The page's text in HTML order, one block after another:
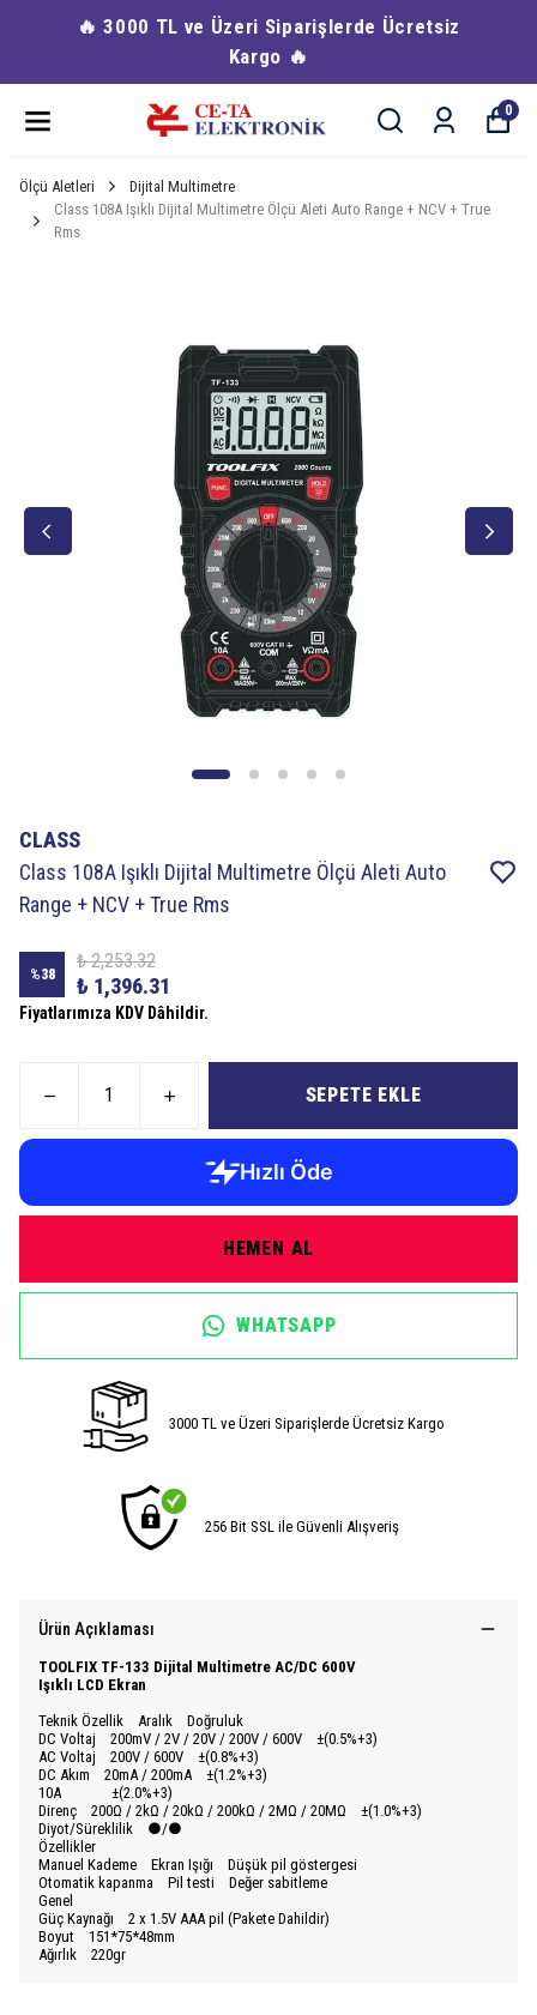
🔥 3000 TL ve Üzeri Siparişlerde Ücretsiz
Kargo 🔥
0
Ölçü Aletleri
Dijital Multimetre
Class 108A Işıklı Dijital Multimetre Ölçü Aleti Auto Range + NCV + True
Rms
CLASS
Class 108A Işıklı Dijital Multimetre Ölçü Aleti Auto
Range + NCV + True Rms
%38
₺ 2,253.32
₺ 1,396.31
Fiyatlarımıza KDV Dâhildir.
SEPETE EKLE
HEMEN AL
WHATSAPP
3000 TL ve Üzeri Siparişlerde Ücretsiz Kargo
256 Bit SSL ile Güvenli Alışveriş
Ürün Açıklaması
TOOLFIX TF-133 Dijital Multimetre AC/DC 600V
Işıklı LCD Ekran
Teknik Özellik Aralık Doğruluk
DC Voltaj 200mV / 2V / 20V / 200V / 600V ±(0.5%+3)
AC Voltaj 200V / 600V ±(0.8%+3)
DC Akım 20mA / 200mA ±(1.2%+3)
10A ±(2.0%+3)
Direnç 200Ω / 2kΩ / 20kΩ / 200kΩ / 2MΩ / 20MΩ ±(1.0%+3)
Diyot/Süreklilik ●/●
Özellikler
Manuel Kademe Ekran Işığı Düşük pil göstergesi
Otomatik kapanma Pil testi Değer sabitleme
Genel
Güç Kaynağı 2 x 1.5V AAA pil (Pakete Dahildir)
Boyut 151*75*48mm
Ağırlık 220gr